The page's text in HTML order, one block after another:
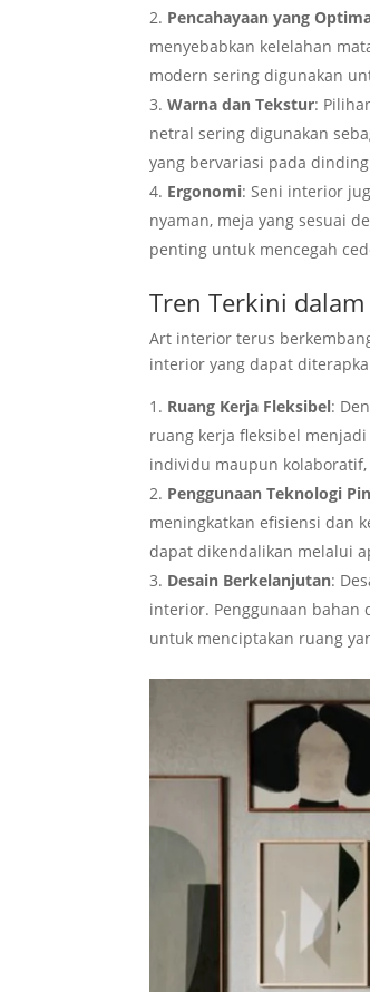
Pencahayaan yang
menyebabkan kelelahan
modern sering digunakan
Warna dan Tekstur:
netral sering digunakan
yang bervariasi pada
Ergonomi: Seni interior
nyaman, meja yang sesuai
penting untuk mencegah
Tren Terkini
Art interior terus
interior yang dapat
Ruang Kerja Fleksibel:
ruang kerja fleksibel
individu maupun
Penggunaan Teknologi
meningkatkan efisiensi dan
dapat dikendalikan melalui
Desain Berkelanjutan:
interior. Penggunaan bahan
untuk menciptakan ruang